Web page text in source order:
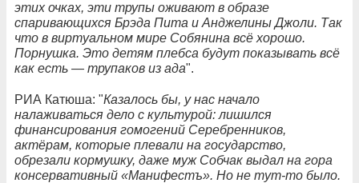
этих очках, эти трупы оживают в образе
спаривающихся Брэда Пита и Анджелины Джоли. Так
что в виртуальном мире Собянина всё хорошо.
Порнушка. Это детям плебса будут показывать всё
как есть — трупаков из ада".
РИА Катюша: "Казалось бы, у нас начало
налаживаться дело с культурой: лишился
финансирования гомогений Серебренников,
актёрам, которые плевали на государство,
обрезали кормушку, даже муж Собчак выдал на гора
консервативный «Манифестъ». Но не тут-то было.